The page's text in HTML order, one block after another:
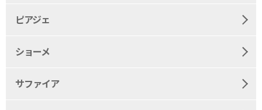
ピアジェ
ショーメ
サファイア